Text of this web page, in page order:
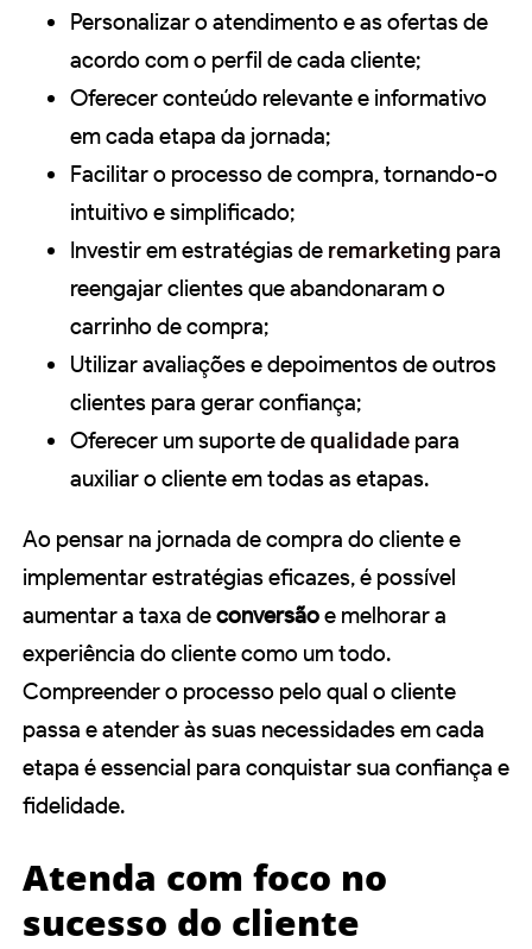
Personalizar o atendimento e as ofertas de
acordo com o perfil de cada cliente;
Oferecer conteúdo relevante e informativo
em cada etapa da jornada;
Facilitar o processo de compra, tornando-o
intuitivo e simplificado;
Investir em estratégias de remarketing para
reengajar clientes que abandonaram o
carrinho de compra;
Utilizar avaliações e depoimentos de outros
clientes para gerar confiança;
Oferecer um suporte dequalidade para
auxiliar o cliente em todas as etapas.
Ao pensar na jornada de compra do cliente e
implementar estratégias eficazes, é possível
aumentar a taxa deconversãoe melhorar a
experiência do cliente como um todo.
Compreender o processo pelo qual o cliente
passa e atender às suas necessidades em cada
etapa é essencial para conquistar sua confiança e
fidelidade.
Atenda com foco no
sucesso do cliente